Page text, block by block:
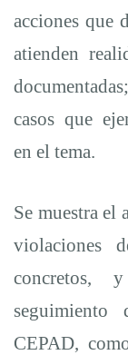
acciones que
atienden
casos que
en el tema.
Se muestra el
violaciones
concretos,
CEPAD,